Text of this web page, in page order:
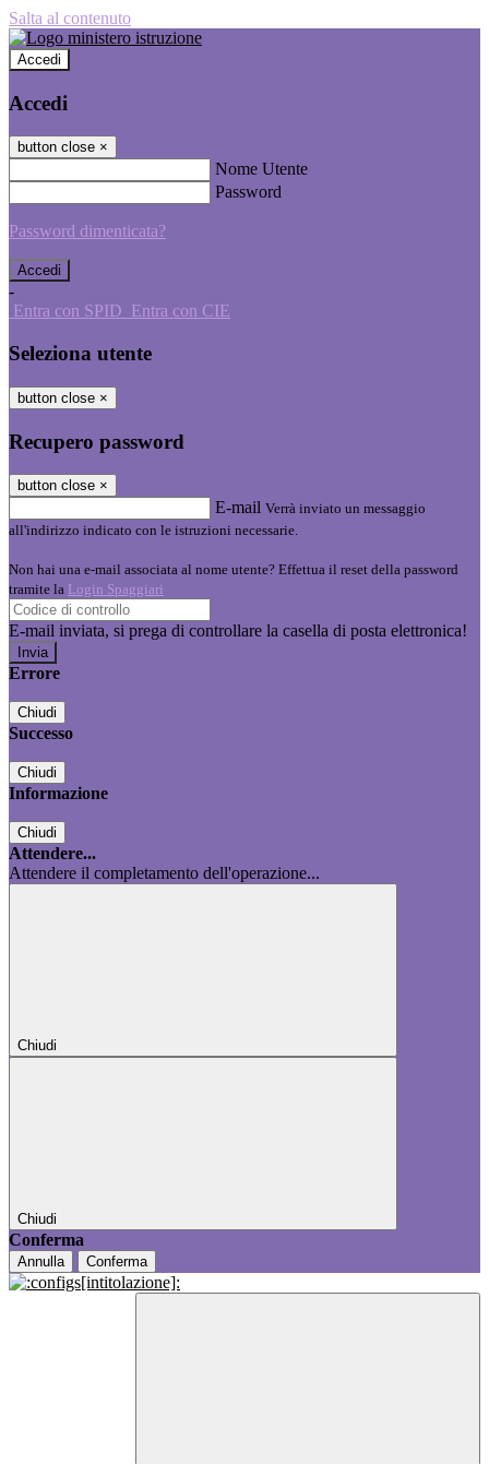
Salta al contenuto
Accedi
Accedi
button close ×
Nome Utente
Password
Password dimenticata?
-
Entra con SPID Entra con CIE
Seleziona utente
button close ×
Recupero password
button close ×
E-mail Verrà inviato un messaggio
all'indirizzo indicato con le istruzioni necessarie.
Non hai una e-mail associata al nome utente? Effettua il reset della password
tramite la Login Spaggiari
E-mail inviata, si prega di controllare la casella di posta elettronica!
Errore
Chiudi
Successo
Chiudi
Informazione
Chiudi
Attendere...
Attendere il completamento dell'operazione...
Chiudi
Chiudi
Conferma
Annulla Conferma